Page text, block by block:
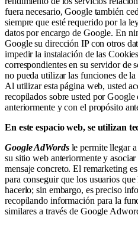
fuera necesario, Google también
siempre que esté requerido por la
datos por encargo de Google. En
Google su dirección IP con otros
impedir la instalación de las
correspondientes en su servidor de
no pueda utilizar las funciones de
Al utilizar esta página web, usted
recopilados sobre usted por Google
anteriormente y con el propósito
En este espacio web, se utilizan
Google AdWords le permite llegar
su sitio web anteriormente y
mensaje concreto. El remarketing
para conseguir que los usuarios
hacerlo; sin embargo, es preciso
recopilando información para la
similares a través de Google